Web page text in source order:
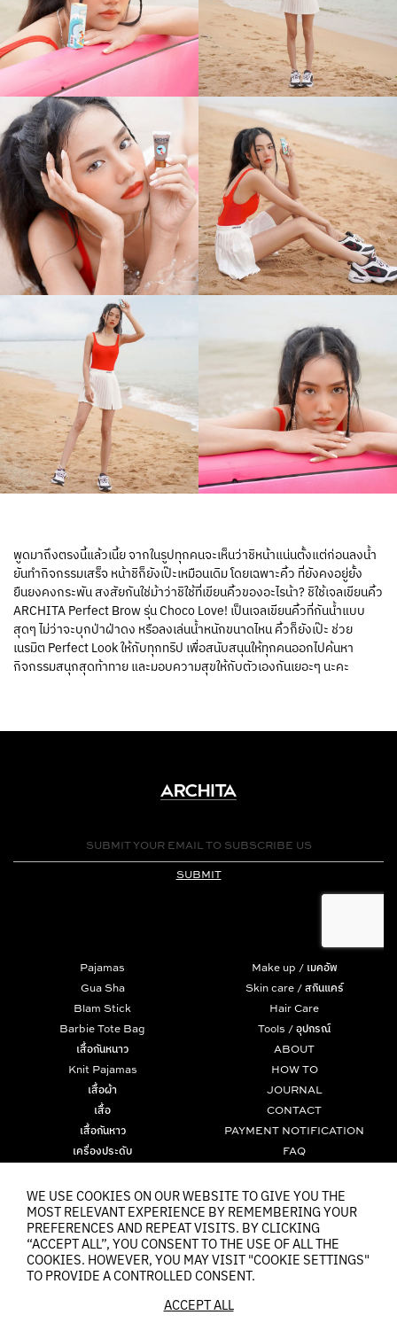
พูดมาถึงตรงนี้แล้วเนี้ย จากในรูปทุกคนจะเห็นว่าชิหน้าแน่นตั้งแต่ก่อนลงน้ำ
ยันทำกิจกรรมเสร็จ หน้าชิก็ยังเป๊ะเหมือนเดิม โดยเฉพาะคิ้ว ที่ยังคงอยู่ยั้ง
ยืนยงคงกระพัน สงสัยกันใช่ม้าว่าชิใช้ที่เขียนคิ้วของอะไรน้า? ชิใช้เจลเขียนคิ้ว
ARCHITA Perfect Brow รุ่น Choco Love! เป็นเจลเขียนคิ้วที่กันน้ำแบบ
สุดๆ ไม่ว่าจะบุกป่าฝ่าดง หรือลงเล่นน้ำหนักขนาดไหน คิ้วก็ยังเป๊ะ ช่วย
เนรมิต Perfect Look ให้กับทุกทริป เพื่อสนับสนุนให้ทุกคนออกไปค้นหา
กิจกรรมสนุกสุดท้าทาย และมอบความสุขให้กับตัวเองกันเยอะๆ นะคะ
Pajamas
Gua Sha
Blam Stick
Barbie Tote Bag
เสื้อกันหนาว
Knit Pajamas
เสื้อผ้า
เสื้อ
เสื้อกันหาว
เครื่องประดับ
Tom and Jerry Collection
The Powerpuff Girls Collection
Make up / เมคอัพ
Skin care / สกินแคร์
Hair Care
Tools / อุปกรณ์
ABOUT
HOW TO
JOURNAL
CONTACT
PAYMENT NOTIFICATION
FAQ
PRIVACY POLICY
COOKIES
WE USE COOKIES ON OUR WEBSITE TO GIVE YOU THE
MOST RELEVANT EXPERIENCE BY REMEMBERING YOUR
PREFERENCES AND REPEAT VISITS. BY CLICKING
“ACCEPT ALL”, YOU CONSENT TO THE USE OF ALL THE
COOKIES. HOWEVER, YOU MAY VISIT "COOKIE SETTINGS"
TO PROVIDE A CONTROLLED CONSENT.
ACCEPT ALL